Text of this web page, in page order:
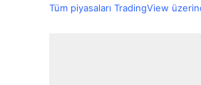
Tüm piyasaları TradingView